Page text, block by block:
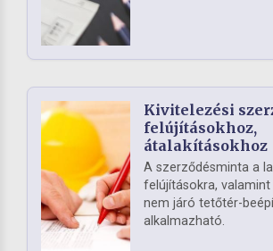
Kivitelezési
felújításokhoz,
átalakításokhoz
A szerződésminta a
felújításokra, valamint
nem járó tetőtér-
alkalmazható.